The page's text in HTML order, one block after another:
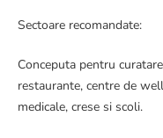
Sectoare recomandate:
Conceputa pentru
restaurante, centre de
medicale, crese si scoli.